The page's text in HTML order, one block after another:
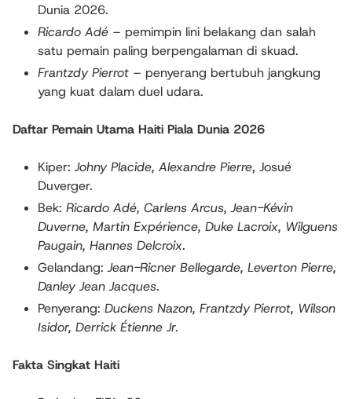
Dunia 2026.
Ricardo Adé – pemimpin lini belakang dan salah
satu pemain paling berpengalaman di skuad.
Frantzdy Pierrot – penyerang bertubuh jangkung
yang kuat dalam duel udara.
Daftar Pemain Utama Haiti Piala Dunia 2026
Kiper:Johny Placide, Alexandre Pierre, Josué
Duverger.
Bek: Ricardo Adé, Carlens Arcus, Jean-Kévin
Duverne, Martin Expérience, Duke Lacroix, Wilguens
Paugain, Hannes Delcroix.
Gelandang:Jean-Ricner Bellegarde, Leverton Pierre,
Danley Jean Jacques.
Penyerang: Duckens Nazon, Frantzdy Pierrot, Wilson
Isidor, Derrick Étienne Jr.
Fakta Singkat Haiti